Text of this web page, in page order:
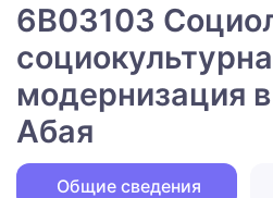
6B03103
модернизация
Абая
Общие сведения